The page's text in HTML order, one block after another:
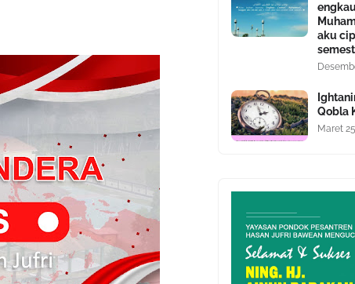
aku
Qobla
Maret